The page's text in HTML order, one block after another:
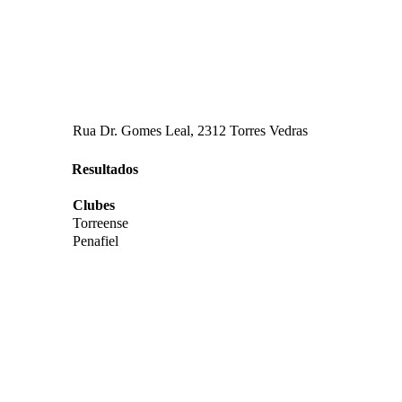
Rua Dr. Gomes Leal, 2312 Torres Vedras
Resultados
Clubes
Torreense
Penafiel